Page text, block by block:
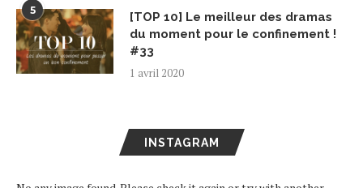
5
[TOP 10] Le meilleur des dramas
du moment pour le confinement !
#33
1 avril 2020
INSTAGRAM